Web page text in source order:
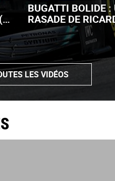
BUGATTI BOLIDE :
RASADE DE
LIVRÉE ! (+ VIDÉO)
LES VIDÉOS